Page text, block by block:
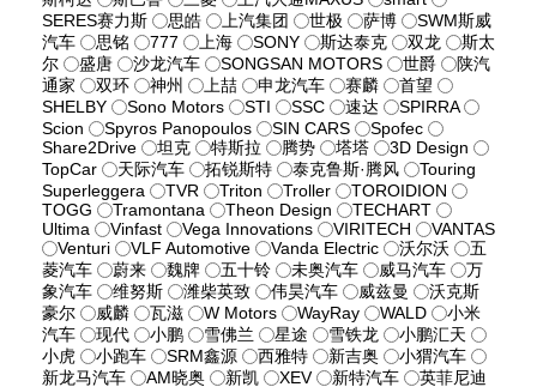
SERES赛力斯
思皓 上汽集团 世极 萨博
SWM斯威
汽车
思铭 777 上海 SONY 斯达泰克 双龙
斯太
尔
盛唐 沙龙汽车 SONGSAN MOTORS 世爵
陕汽
通家
双环 神州 上喆 申龙汽车 赛麟
首望
SHELBY
Sono Motors STI SSC 速达
SPIRRA
Scion
Spyros Panopoulos SIN CARS
Spofec
Share2Drive
坦克 特斯拉 腾势 塔塔
3D Design
TopCar
天际汽车 拓锐斯特 泰克鲁斯·腾风
Touring
Superleggera
TVR Triton Troller
TOROIDION
TOGG
Tramontana Theon Design
TECHART
Ultima
Vinfast Vega Innovations VIRITECH
VANTAS
Venturi
VLF Automotive Vanda Electric 沃尔沃
五
菱汽车
蔚来 魏牌 五十铃 未奥汽车 威马汽车
万
象汽车
维努斯 潍柴英致 伟昊汽车 威兹曼
沃克斯
豪尔
威麟 瓦滋 W Motors WayRay WALD
小米
汽车
现代 小鹏 雪佛兰 星途 雪铁龙
小鹏汇天
小虎
小跑车 SRM鑫源 西雅特 新吉奥
小猬汽车
新龙马汽车
AM晓奥 新凯 XEV 新特汽车
英菲尼迪